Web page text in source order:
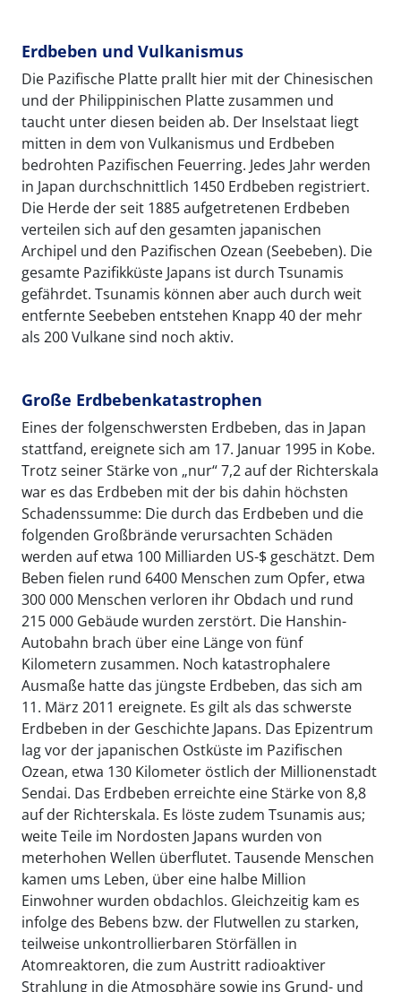
Erdbeben und Vulkanismus
Die Pazifische Platte prallt hier mit der Chinesischen
und der Philippinischen Platte zusammen und
taucht unter diesen beiden ab. Der Inselstaat liegt
mitten in dem von Vulkanismus und Erdbeben
bedrohten Pazifischen Feuerring. Jedes Jahr werden
in Japan durchschnittlich 1450 Erdbeben registriert.
Die Herde der seit 1885 aufgetretenen Erdbeben
verteilen sich auf den gesamten japanischen
Archipel und den Pazifischen Ozean (Seebeben). Die
gesamte Pazifikküste Japans ist durch Tsunamis
gefährdet. Tsunamis können aber auch durch weit
entfernte Seebeben entstehen Knapp 40 der mehr
als 200 Vulkane sind noch aktiv.
Große Erdbebenkatastrophen
Eines der folgenschwersten Erdbeben, das in Japan
stattfand, ereignete sich am 17. Januar 1995 in Kobe.
Trotz seiner Stärke von „nur“ 7,2 auf der Richterskala
war es das Erdbeben mit der bis dahin höchsten
Schadenssumme: Die durch das Erdbeben und die
folgenden Großbrände verursachten Schäden
werden auf etwa 100 Milliarden US-$ geschätzt. Dem
Beben fielen rund 6400 Menschen zum Opfer, etwa
300 000 Menschen verloren ihr Obdach und rund
215 000 Gebäude wurden zerstört. Die Hanshin-
Autobahn brach über eine Länge von fünf
Kilometern zusammen. Noch katastrophalere
Ausmaße hatte das jüngste Erdbeben, das sich am
11. März 2011 ereignete. Es gilt als das schwerste
Erdbeben in der Geschichte Japans. Das Epizentrum
lag vor der japanischen Ostküste im Pazifischen
Ozean, etwa 130 Kilometer östlich der Millionenstadt
Sendai. Das Erdbeben erreichte eine Stärke von 8,8
auf der Richterskala. Es löste zudem Tsunamis aus;
weite Teile im Nordosten Japans wurden von
meterhohen Wellen überflutet. Tausende Menschen
kamen ums Leben, über eine halbe Million
Einwohner wurden obdachlos. Gleichzeitig kam es
infolge des Bebens bzw. der Flutwellen zu starken,
teilweise unkontrollierbaren Störfällen in
Atomreaktoren, die zum Austritt radioaktiver
Strahlung in die Atmosphäre sowie ins Grund- und